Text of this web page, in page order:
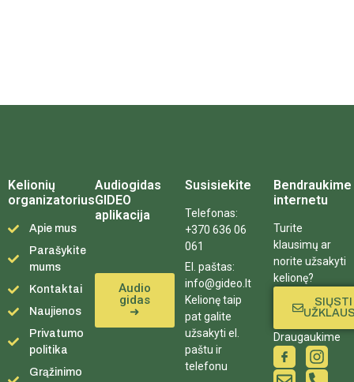
Kelionių
organizatorius
Apie mus
Parašykite
mums
Kontaktai
Naujienos
Privatumo
politika
Grąžinimo
Audiogidas
GIDEO
aplikacija
Audio
gidas
➜
Susisiekite
Telefonas:
+370 636 06
061
El. paštas:
info@gideo.lt
Kelionę taip
pat galite
užsakyti el.
paštu ir
telefonu
Bendraukime
internetu
Turite
klausimų ar
norite užsakyti
kelionę?
SIŲSTI
Draugaukime